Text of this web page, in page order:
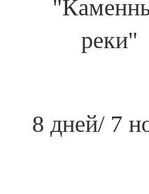
реки"
8 дней/ 7